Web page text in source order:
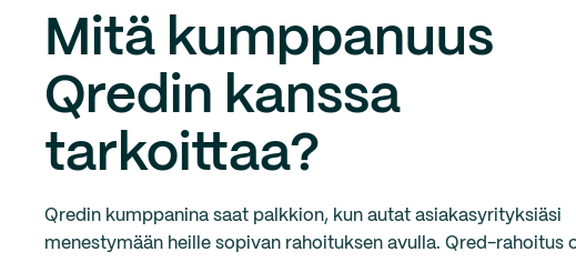
Mitä kumppanuus
Qredin kanssa
tarkoittaa?
Qredin kumppanina saat palkkion, kun autat asiakasyrityksiäsi
menestymään heille sopivan rahoituksen avulla. Qred-rahoitus